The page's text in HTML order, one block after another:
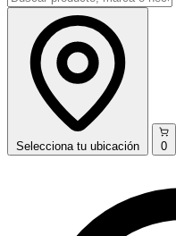
Selecciona tu ubicación 0